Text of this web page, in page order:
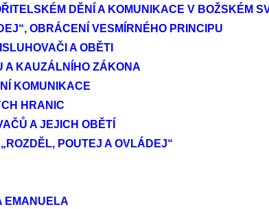
DĚNÍ A KOMUNIKACE V BOŽSKÉM
OBRÁCENÍ VESMÍRNÉHO PRINCIPU
A OBĚTI
A KAUZÁLNÍHO ZÁKONA
KOMUNIKACE
HRANIC
A JEJICH OBĚTÍ
POUTEJ A OVLÁDEJ“
EMANUELA